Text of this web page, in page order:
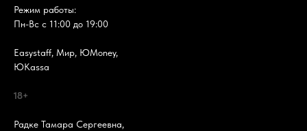
Режим работы:
Пн-Вс с 11:00 до 19:00
Easystaff, Мир, ЮMoney,
ЮKassa
18+
Радке Тамара Сергеевна,